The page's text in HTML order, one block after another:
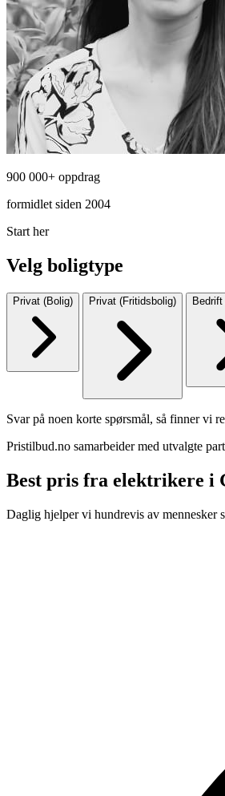
900 000+ oppdrag
formidlet siden 2004
Start her
Velg boligtype
Privat (Bolig) Privat (Fritidsbolig)
Svar på noen korte spørsmål, så finner vi
Pristilbud.no samarbeider med utvalgte
Best pris fra elektrikere i
Daglig hjelper vi hundrevis av mennesker